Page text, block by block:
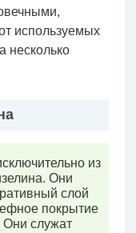
используемых
несколько
из
Они
слой
покрытие
Они служат